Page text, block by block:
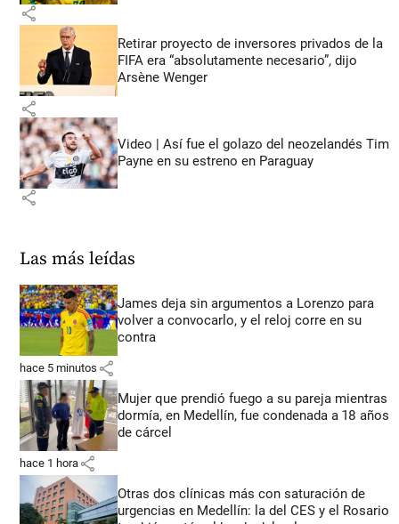
share
Retirar proyecto de inversores privados de la
FIFA era “absolutamente necesario”, dijo
Arsène Wenger
share
Video | Así fue el golazo del neozelandés Tim
Payne en su estreno en Paraguay
share
Las más leídas
James deja sin argumentos a Lorenzo para
volver a convocarlo, y el reloj corre en su
contra
hace 5 minutos share
Mujer que prendió fuego a su pareja mientras
dormía, en Medellín, fue condenada a 18 años
de cárcel
hace 1 hora share
Otras dos clínicas más con saturación de
urgencias en Medellín: la del CES y el Rosario